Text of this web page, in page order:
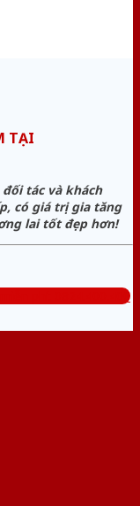
TẠI
đối tác và khách
có giá trị gia tăng
lai tốt đẹp hơn!
phí: 0824.400.400